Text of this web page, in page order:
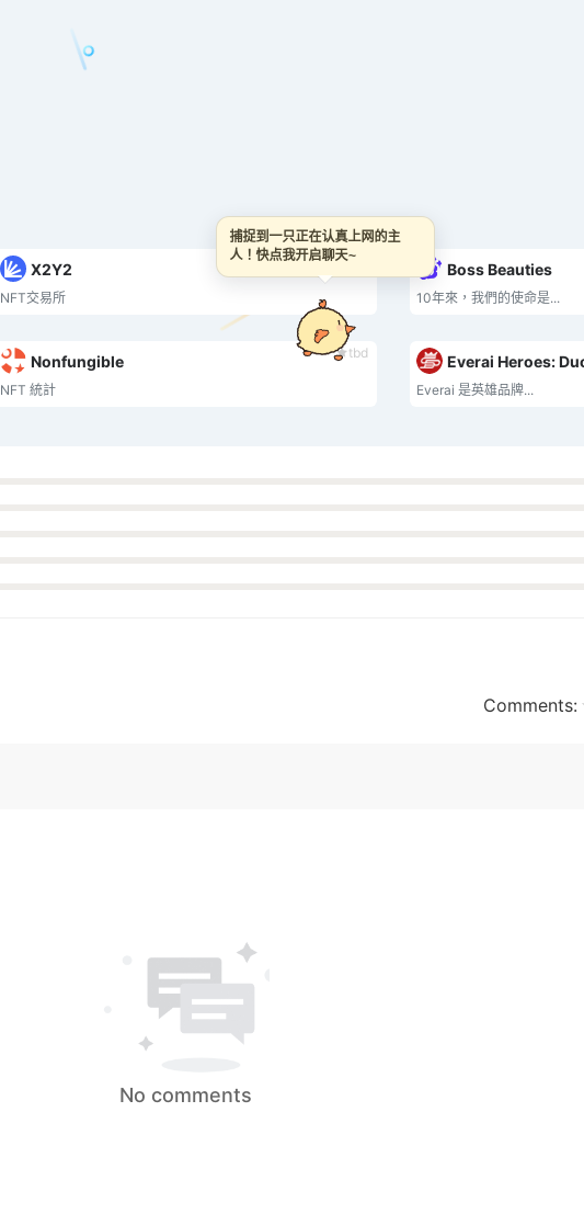
tbd
X2Y2
NFT交易所
Boss Beauties
10年來，我們的使命是...
tbd
Nonfungible
NFT 統計
Everai Heroes:
Everai 是英雄品牌...
Comments:
No comments
捕捉到一只正在认真上网的主
人！快点我开启聊天~